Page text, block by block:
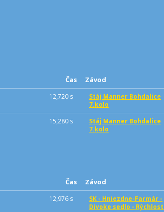
Čas Závod
12,720 s
Stáj Manner Bohdalice
7.kolo
15,280 s
Stáj Manner Bohdalice
7.kolo
Čas Závod
12,976 s
SK - Hniezdne-Farmár -
Divoke sedlo -